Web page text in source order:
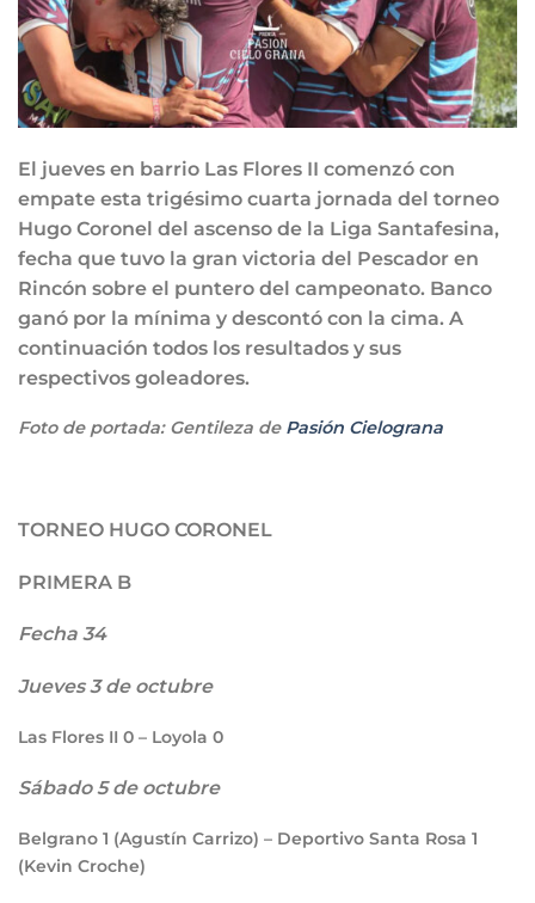
El jueves en barrio Las Flores II comenzó con
empate esta trigésimo cuarta jornada del torneo
Hugo Coronel del ascenso de la Liga Santafesina,
fecha que tuvo la gran victoria del Pescador en
Rincón sobre el puntero del campeonato. Banco
ganó por la mínima y descontó con la cima. A
continuación todos los resultados y sus
respectivos goleadores.
Foto de portada: Gentileza de Pasión Cielograna
TORNEO HUGO CORONEL
PRIMERA B
Fecha 34
Jueves 3 de octubre
Las Flores II 0 – Loyola 0
Sábado 5 de octubre
Belgrano 1 (Agustín Carrizo) – Deportivo Santa Rosa 1
(Kevin Croche)